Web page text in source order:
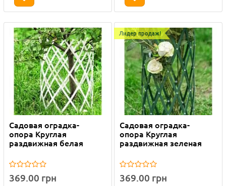
Садовая оградка-
опора Круглая
раздвижная белая
369.00 грн
Лидер продаж!
Садовая оградка-
опора Круглая
раздвижная зеленая
369.00 грн